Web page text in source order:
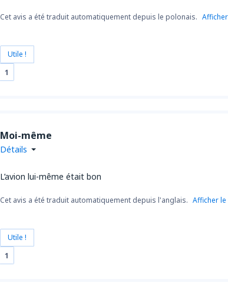
Cet avis a été traduit automatiquement depuis le polonais.
Utile !
1
Moi-même
Détails
L’avion lui-même était bon
Cet avis a été traduit automatiquement depuis l'anglais. Afficher
Utile !
1